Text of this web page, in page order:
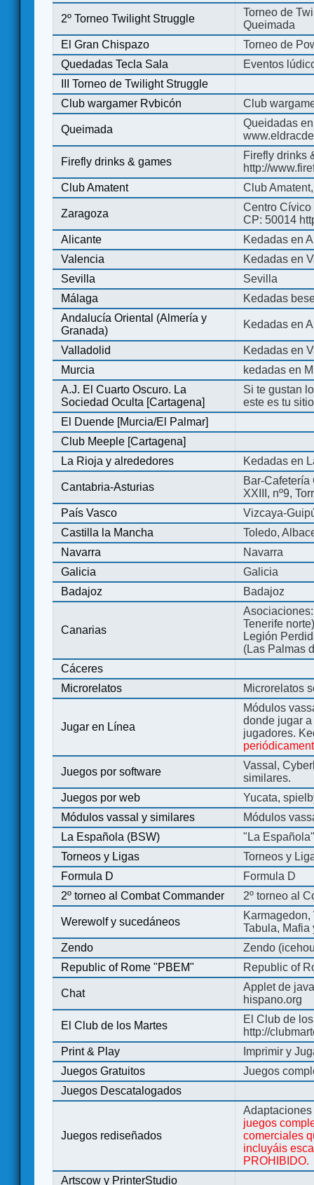
2º Torneo Twilight Struggle
Torneo de
Queimada
El Gran Chispazo
Torneo de
Quedadas Tecla Sala
Eventos
III Torneo de Twilight Struggle
Club wargamer Rvbicón
Club
Queimada
Queidadas
Firefly drinks & games
Firefly drinks
http://
Club Amatent
Club
Zaragoza
Centro Cívico
CP: 50014
Alicante
Kedadas en
Valencia
Kedadas en
Sevilla
Sevilla
Málaga
Kedadas
Andalucía Oriental (Almería y
Granada)
Kedadas en
Valladolid
Kedadas en
Murcia
kedadas en
A.J. El Cuarto Oscuro. La
Sociedad Oculta [Cartagena]
Si te gustan
este es tu
El Duende [Murcia/El Palmar]
Club Meeple [Cartagena]
La Rioja y alrededores
Kedadas en
Cantabria-Asturias
Bar-
XXIII, nº9,
País Vasco
Vizcaya-
Castilla la Mancha
Toledo,
Navarra
Navarra
Galicia
Galicia
Badajoz
Badajoz
Canarias
Tenerife
Legión
(Las Palmas
Cáceres
Microrelatos
Microrelatos
Jugar en Línea
Módulos
donde jugar
jugadores.
Juegos por software
Vassal,
similares.
Juegos por web
Yucata,
Módulos vassal y similares
Módulos
La Española (BSW)
"La
Torneos y Ligas
Torneos y
Formula D
Formula D
2º torneo al Combat Commander
2º torneo al
Werewolf y sucedáneos
Tabula, Mafia
Zendo
Zendo
Republic of Rome "PBEM"
Republic of
Chat
Applet de
hispano.org
El Club de los Martes
El Club de
http://
Print & Play
Imprimir y
Juegos Gratuitos
Juegos
Juegos Descatalogados
Juegos rediseñados
juegos
comerciales
incluyáis
PROHIBIDO.
Artscow y PrinterStudio